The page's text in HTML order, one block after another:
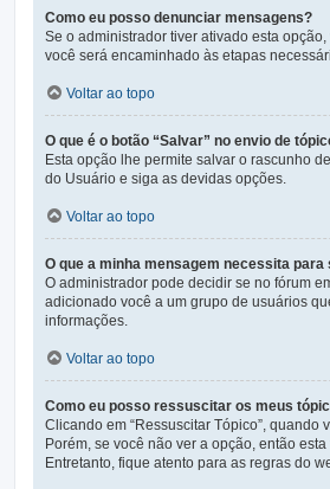
Como eu posso denunciar mensagens?
Se o administrador tiver ativado esta
você será encaminhado às etapas
Voltar ao topo
O que é o botão “Salvar” no envio de
Esta opção lhe permite salvar o rascunho
do Usuário e siga as devidas opções.
Voltar ao topo
O que a minha mensagem necessita para
O administrador pode decidir se no fórum
adicionado você a um grupo de usuários
informações.
Voltar ao topo
Como eu posso ressuscitar os meus
Clicando em “Ressuscitar Tópico”,
Porém, se você não ver a opção, então
Entretanto, fique atento para as regras do